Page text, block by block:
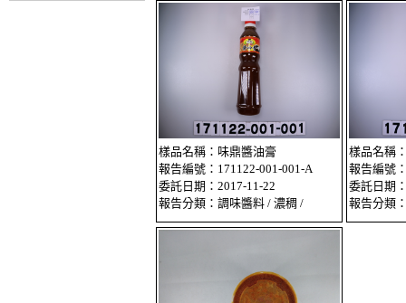
樣品名稱：味鼎醬油膏
報告編號：171122-001-001-A
委託日期：2017-11-22
報告分類：調味醬料 / 濃稠 /
樣品名稱
報告編號
委託日期
報告分類